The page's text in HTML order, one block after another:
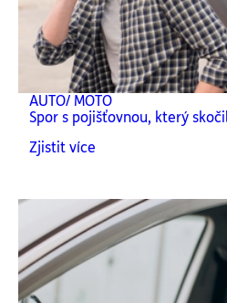
AUTO/ MOTO
Spor s pojišťovnou, který
Zjistit více